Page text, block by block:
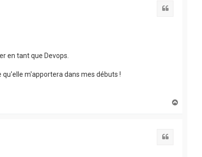
en tant que Devops.
m'apportera dans mes débuts !